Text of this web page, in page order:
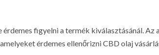
figyelni a termék kiválasztásánál. Az
érdemes ellenőrizni CBD olaj